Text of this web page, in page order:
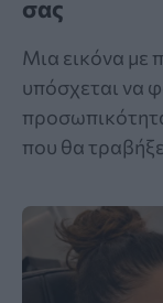
σας
Μια εικόνα με
υπόσχεται να
που θα